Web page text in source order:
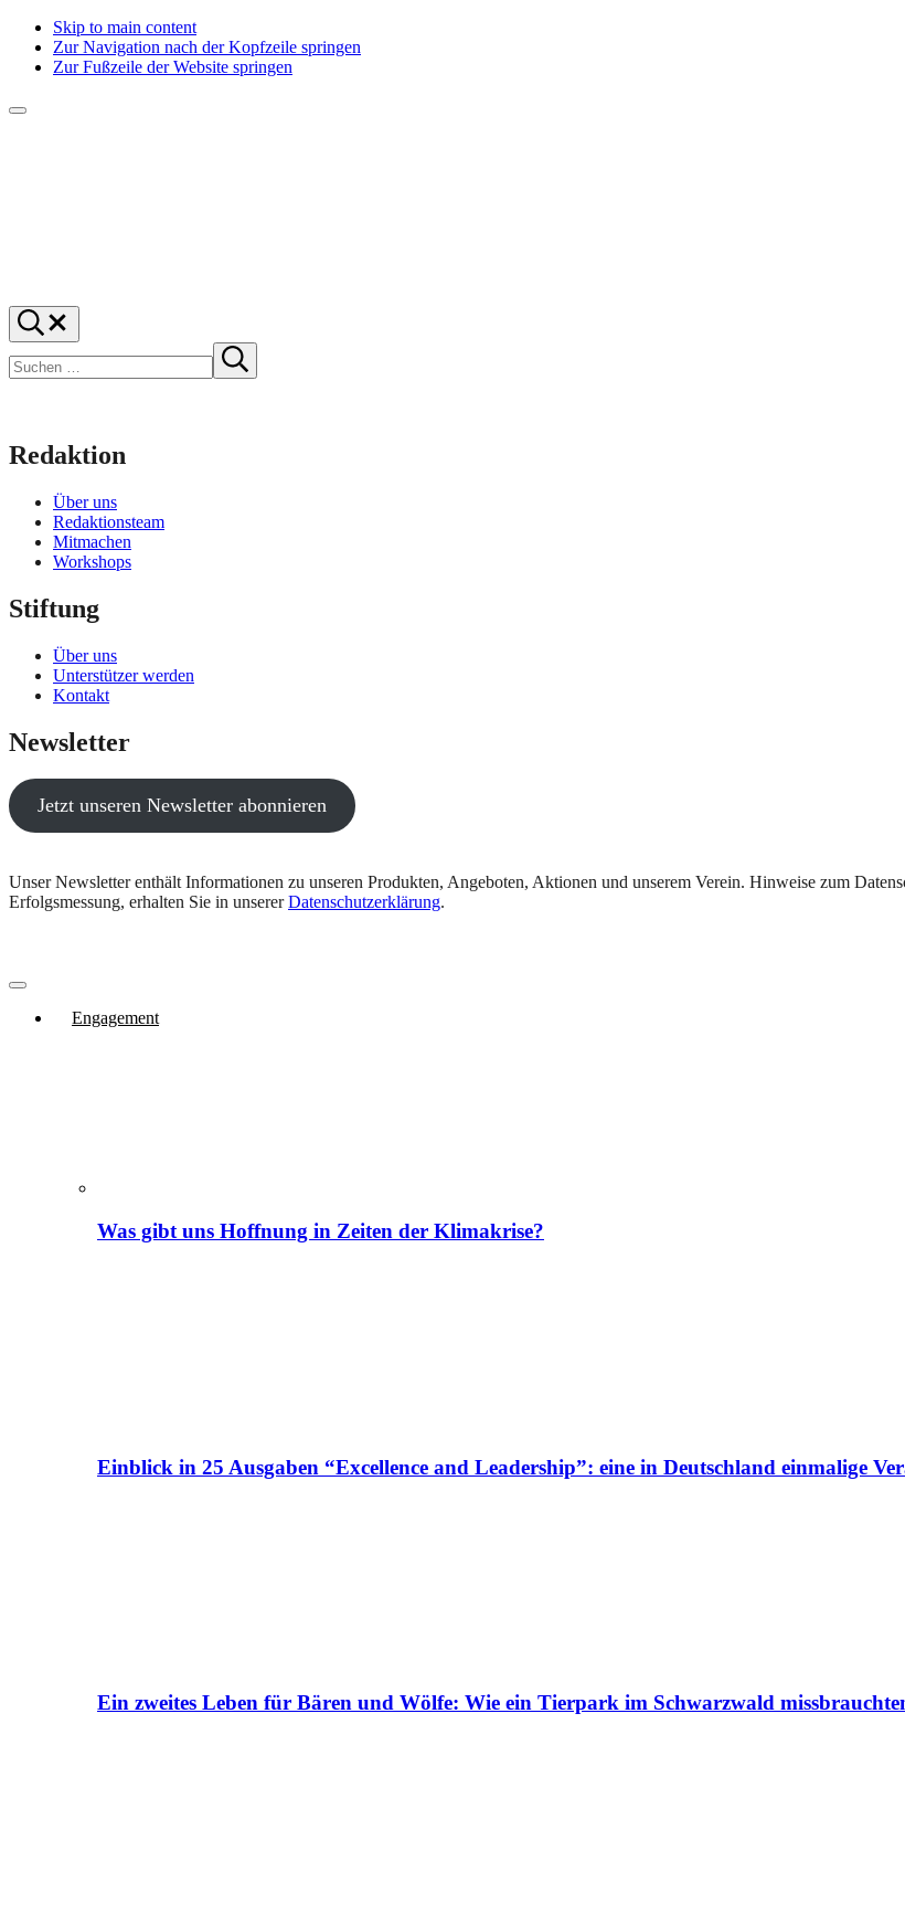
Skip to main content
Zur Navigation nach der Kopfzeile springen
Zur Fußzeile der Website springen
Menü
f1rstlife
Und
was
denkst
du?
Suchen
…
Suche
starten
Redaktion
Über uns
Redaktionsteam
Mitmachen
Workshops
Stiftung
Über uns
Unterstützer werden
Kontakt
Newsletter
Jetzt unseren Newsletter abonnieren
Unser Newsletter enthält Informationen zu unseren Produkten, Angeboten, Aktionen und unserem Verein. Hinweise zum
Erfolgsmessung, erhalten Sie in unsererDatenschutzerklärung.
Engagement
Was gibt uns Hoffnung in Zeiten der Klimakrise?
Einblick in 25 Ausgaben “Excellence and Leadership”: eine in Deutschland einmalige
Ein zweites Leben für Bären und Wölfe: Wie ein Tierpark im Schwarzwald